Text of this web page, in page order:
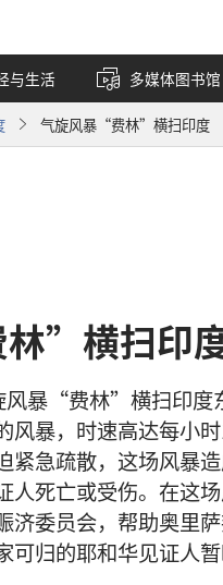
与生活 多媒体图书馆
气旋风暴“费林”横扫印度
”横扫印
暴“费林”横扫印度
风暴，时速高达每小
紧急疏散，这场风暴
人死亡或受伤。在这
济委员会，帮助奥里
归的耶和华见证人